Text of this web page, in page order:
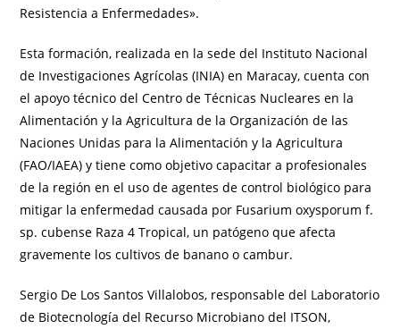
Resistencia a Enfermedades».
Esta formación, realizada en la sede del Instituto Nacional
de Investigaciones Agrícolas (INIA) en Maracay, cuenta con
el apoyo técnico del Centro de Técnicas Nucleares en la
Alimentación y la Agricultura de la Organización de las
Naciones Unidas para la Alimentación y la Agricultura
(FAO/IAEA) y tiene como objetivo capacitar a profesionales
de la región en el uso de agentes de control biológico para
mitigar la enfermedad causada por Fusarium oxysporum f.
sp. cubense Raza 4 Tropical, un patógeno que afecta
gravemente los cultivos de banano o cambur.
Sergio De Los Santos Villalobos, responsable del Laboratorio
de Biotecnología del Recurso Microbiano del ITSON,